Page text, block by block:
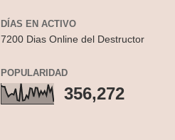
DÍAS EN ACTIVO
7200 Dias Online del Destructor
POPULARIDAD
356,272